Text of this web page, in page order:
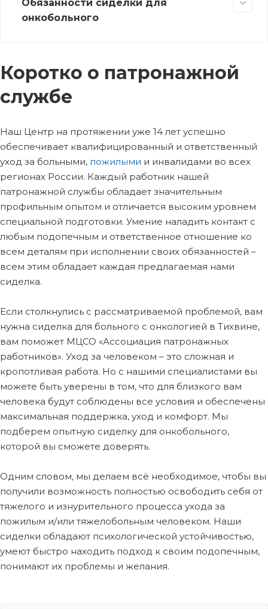
Обязанности сиделки для
онкобольного
Коротко о патронажной
службе
Наш Центр на протяжении уже 14 лет успешно
обеспечивает квалифицированный и ответственный
уход за больными, пожилыми и инвалидами во всех
регионах России. Каждый работник нашей
патронажной службы обладает значительным
профильным опытом и отличается высоким уровнем
специальной подготовки. Умение наладить контакт с
любым подопечным и ответственное отношение ко
всем деталям при исполнении своих обязанностей –
всем этим обладает каждая предлагаемая нами
сиделка.
Если столкнулись с рассматриваемой проблемой, вам
нужна сиделка для больного с онкологией в Тихвине,
вам поможет МЦСО «Ассоциация патронажных
работников». Уход за человеком – это сложная и
кропотливая работа. Но с нашими специалистами вы
можете быть уверены в том, что для близкого вам
человека будут соблюдены все условия и обеспечены
максимальная поддержка, уход и комфорт. Мы
подберем опытную сиделку для онкобольного,
которой вы сможете доверять.
Одним словом, мы делаем всё необходимое, чтобы вы
получили возможность полностью освободить себя от
тяжелого и изнурительного процесса ухода за
пожилым и/или тяжелобольным человеком. Наши
сиделки обладают психологической устойчивостью,
умеют быстро находить подход к своим подопечным,
понимают их проблемы и желания.